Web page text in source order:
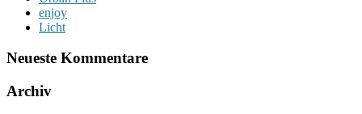
enjoy
Licht
Neueste Kommentare
Archiv